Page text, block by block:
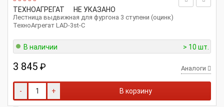
ТЕХНОАГРЕГАТ НЕ УКАЗАНО
Лестница выдвижная для фургона 3 ступени (оцинк)
ТехноАгрегат LAD-3st-C
В наличии > 10 шт.
3 845 ₽ Аналоги
- + В корзину